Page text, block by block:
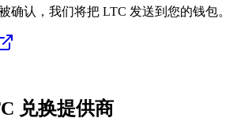
确认，我们将把 LTC 发送到您的钱包。
兑换提供商